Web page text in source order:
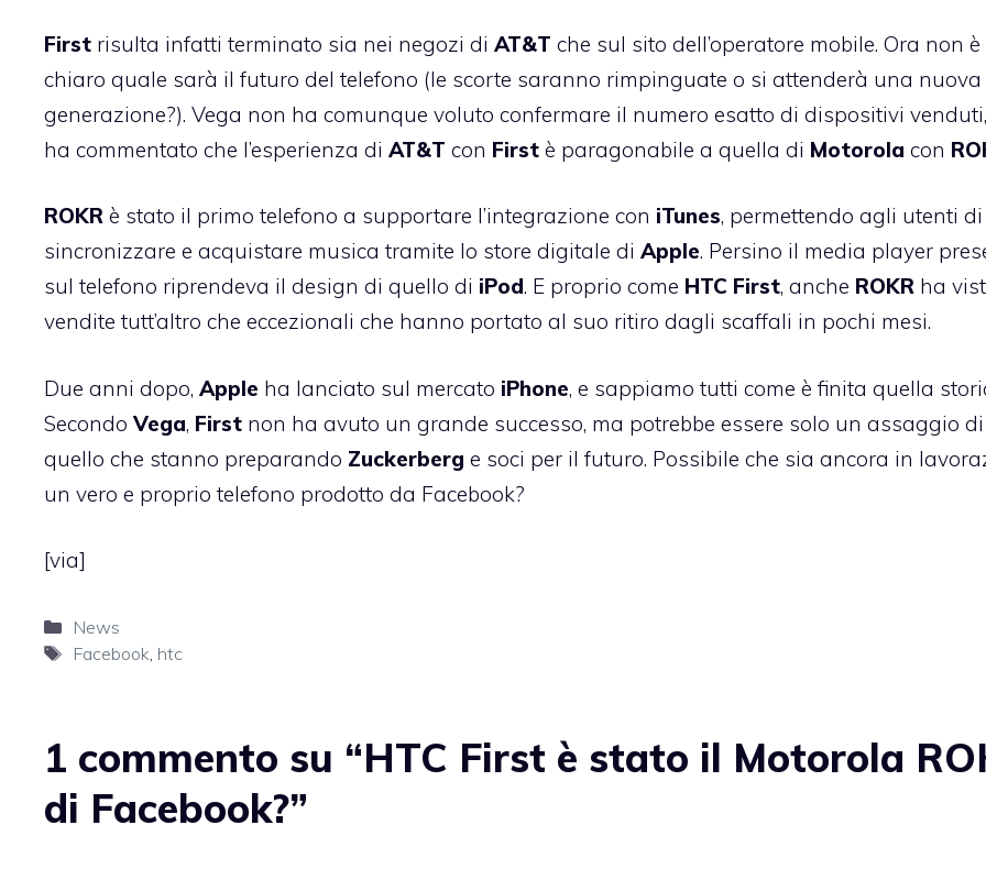
First risulta infatti terminato sia nei negozi di AT&T che sul sito dell’operatore mobile. Ora non è
chiaro quale sarà il futuro del telefono (le scorte saranno rimpinguate o si attenderà una nuova
generazione?). Vega non ha comunque voluto confermare il numero esatto di dispositivi
ha commentato che l’esperienza di AT&T con First è paragonabile a quella di Motorola con
ROKR è stato il primo telefono a supportare l’integrazione con iTunes, permettendo agli utenti di
sincronizzare e acquistare musica tramite lo store digitale di Apple. Persino il media player
sul telefono riprendeva il design di quello di iPod. E proprio come HTC First, anche ROKR ha
vendite tutt’altro che eccezionali che hanno portato al suo ritiro dagli scaffali in pochi mesi.
Due anni dopo, Apple ha lanciato sul mercato iPhone, e sappiamo tutti come è finita quella
SecondoVega, First non ha avuto un grande successo, ma potrebbe essere solo un assaggio di
quello che stanno preparando Zuckerberg e soci per il futuro. Possibile che sia ancora in
un vero e proprio telefono prodotto da Facebook?
[via]
Categorie
News
Tag
Facebook htc
1 commento su “HTC First è stato il Motorola
di Facebook?”